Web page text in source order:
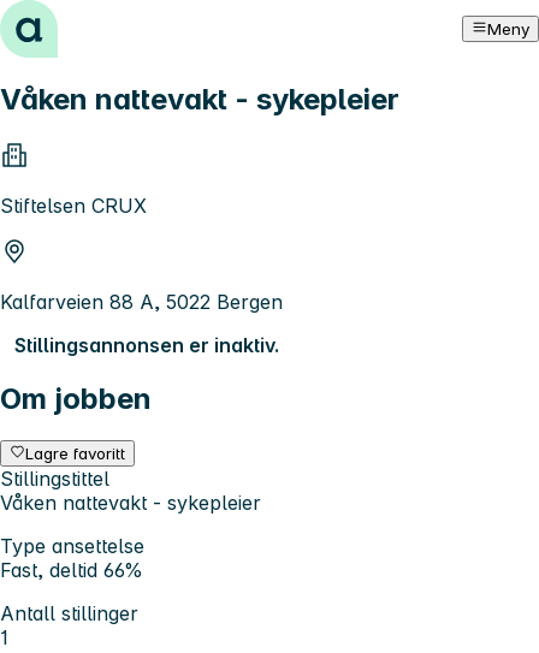
Hopp til innhold Meny
Våken nattevakt - sykepleier
Stiftelsen CRUX
Kalfarveien 88 A, 5022 Bergen
Stillingsannonsen er inaktiv.
Om jobben
Lagre favoritt
Stillingstittel
Våken nattevakt - sykepleier
Type ansettelse
Fast, deltid 66%
Antall stillinger
1